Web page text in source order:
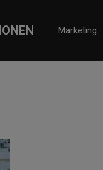
Marketing